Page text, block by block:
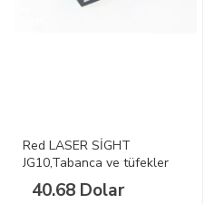
Red LASER SİGHT
JG10,Tabanca ve tüfekler
için
40.68 Dolar